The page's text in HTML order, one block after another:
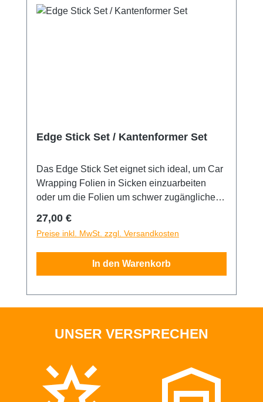
Edge Stick Set / Kantenformer Set
Das Edge Stick Set eignet sich ideal, um Car
Wrapping Folien in Sicken einzuarbeiten
oder um die Folien um schwer zugängliche
unterschiedlichen Härtegrad. Der blaue ist
weich, der rote ist hart und schwarz ist sehr
hart. Jeder Stick ist 18 cm lang und 3 cm breit.
Regulärer Preis:
27,00 €
Preise inkl. MwSt. zzgl. Versandkosten
In den Warenkorb
UNSER VERSPRECHEN